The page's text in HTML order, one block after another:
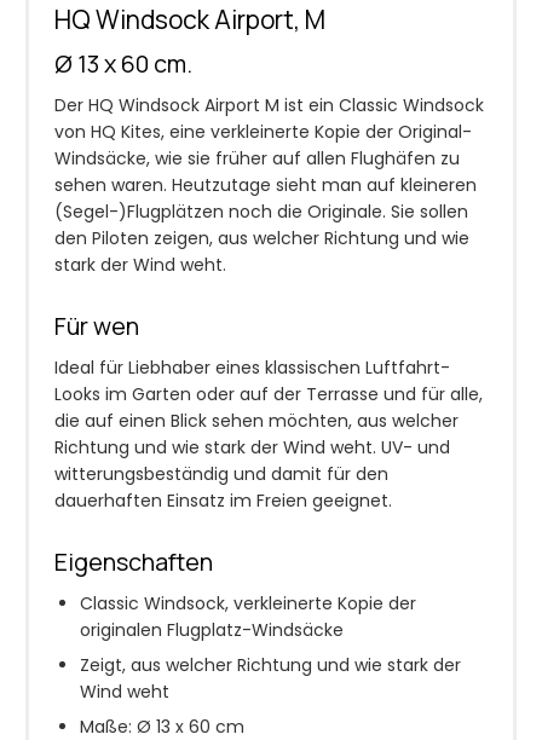
HQ Windsock Airport, M
Ø 13 x 60 cm.
Der HQ Windsock Airport M ist ein Classic Windsock
von HQ Kites, eine verkleinerte Kopie der Original-
Windsäcke, wie sie früher auf allen Flughäfen zu
sehen waren. Heutzutage sieht man auf kleineren
(Segel-)Flugplätzen noch die Originale. Sie sollen
den Piloten zeigen, aus welcher Richtung und wie
stark der Wind weht.
Für wen
Ideal für Liebhaber eines klassischen Luftfahrt-
Looks im Garten oder auf der Terrasse und für alle,
die auf einen Blick sehen möchten, aus welcher
Richtung und wie stark der Wind weht. UV- und
witterungsbeständig und damit für den
dauerhaften Einsatz im Freien geeignet.
Eigenschaften
Classic Windsock, verkleinerte Kopie der
originalen Flugplatz-Windsäcke
Zeigt, aus welcher Richtung und wie stark der
Wind weht
Maße: Ø 13 x 60 cm